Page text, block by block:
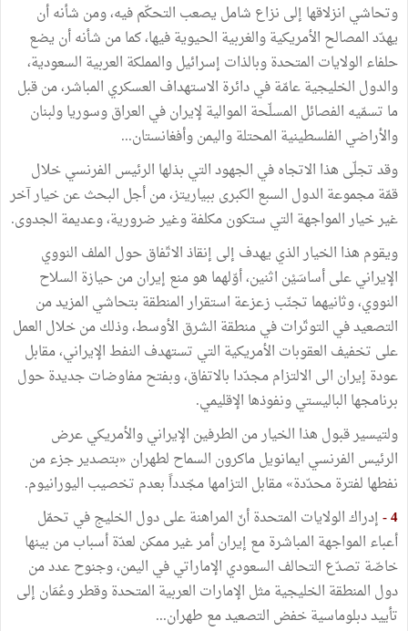
وتحاشي انزلاقها إلى نزاع شامل يصعب التحكّم فيه، ومن شأنه أن
يهدّد المصالح الأمريكية والغربية الحيوية فيها، كما من شأنه أن يضع
حلفاء الولايات المتحدة وبالذات إسرائيل والمملكة العربية السعودية،
والدول الخليجية عامّة في دائرة الاستهداف العسكري المباشر، من قبل
ما تسمّيه الفصائل المسلّحة الموالية لإيران في العراق وسوريا ولبنان
والأراضي الفلسطينية المحتلة واليمن وأفغانستان...
وقد تجلّى هذا الاتجاه في الجهود التي بذلها الرئيس الفرنسي خلال
قمّة مجموعة الدول السبع الكبرى ببياريتز، من أجل البحث عن خيار آخر
غير خيار المواجهة التي ستكون مكلفة وغير ضرورية، وعديمة الجدوى.
ويقوم هذا الخيار الذي يهدف إلى إنقاذ الاتّفاق حول الملف النووي
الإيراني على أساسَيْن اثنين، أوّلهما هو منع إيران من حيازة السلاح
النووي، وثانيهما تجنّب زعزعة استقرار المنطقة بتحاشي المزيد من
التصعيد في التوتّرات في منطقة الشرق الأوسط، وذلك من خلال العمل
على تخفيف العقوبات الأمريكية التي تستهدف النفط الإيراني، مقابل
عودة إيران الى الالتزام مجدّدا بالاتفاق، وبفتح مفاوضات جديدة حول
برنامجها الباليستي ونفوذها الإقليمي.
ولتيسير قبول هذا الخيار من الطرفين الإيراني والأمريكي عرض
الرئيس الفرنسي ايمانويل ماكرون السماح لطهران «بتصدير جزء من
نفطها لفترة محدّدة» مقابل التزامها مجّدداً بعدم تخصيب اليورانيوم.
4 - إدراك الولايات المتحدة أنّ المراهنة على دول الخليج في تحمّل
أعباء المواجهة المباشرة مع إيران أمر غير ممكن لعدّة أسباب من بينها
خاصّة تصدّع التحالف السعودي الإماراتي في اليمن، وجنوح عدد من
دول المنطقة الخليجية مثل الإمارات العربية المتحدة وقطر وعُمَان إلى
تأييد دبلوماسية خفض التصعيد مع طهران...